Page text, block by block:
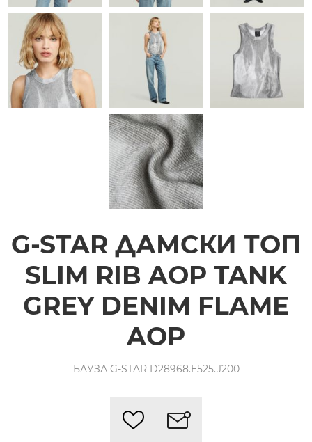
G-STAR ДАМСКИ ТОП
SLIM RIB AOP TANK
GREY DENIM FLAME
AOP
БЛУЗА G-STAR D28968.E525.J200